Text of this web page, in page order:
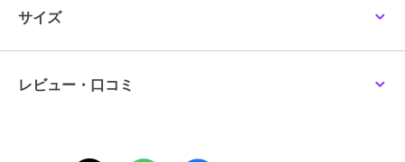
色違いでいくつか持っておくのもおすすめです。
サイズ
レビュー・口コミ